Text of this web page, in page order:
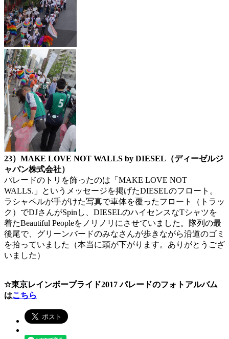
23）MAKE LOVE NOT WALLS by DIESEL（ディーゼルジ
ャパン株式会社）
パレードのトリを飾ったのは「MAKE LOVE NOT
WALLS.」というメッセージを掲げたDIESELのフロート。
ラシャペルが手がけた写真で車体を覆ったフロート（トラッ
ク）でDJさんがSpinし、DIESELのハイセンスなTシャツを
着たBeautiful Peopleをノリノリにさせていました。隊列の最
後尾で、グリーンバードのみなさんが歩きながら沿道のゴミ
を拾っていました（本当に頭が下がります。ありがとうござ
いました）
☆東京レインボープライド2017 パレードのフォトアルバム
はこちら